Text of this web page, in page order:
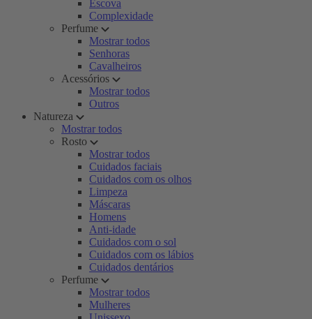
Escova
Complexidade
Perfume
Mostrar todos
Senhoras
Cavalheiros
Acessórios
Mostrar todos
Outros
Natureza
Mostrar todos
Rosto
Mostrar todos
Cuidados faciais
Cuidados com os olhos
Limpeza
Máscaras
Homens
Anti-idade
Cuidados com o sol
Cuidados com os lábios
Cuidados dentários
Perfume
Mostrar todos
Mulheres